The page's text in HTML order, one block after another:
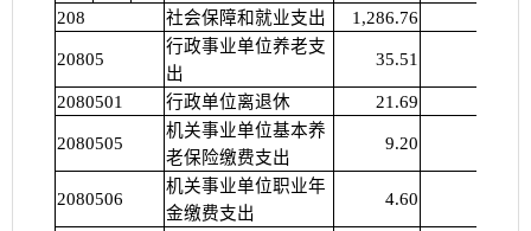
208
社会保障和就业支出 1,286.76
20805
行政事业单位养老支
出
35.51
2080501 行政单位离退休 21.69
2080505
机关事业单位基本养
老保险缴费支出
9.20
2080506
机关事业单位职业年
金缴费支出
4.60